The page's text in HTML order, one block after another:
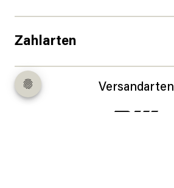
Zahlarten
Versandarten